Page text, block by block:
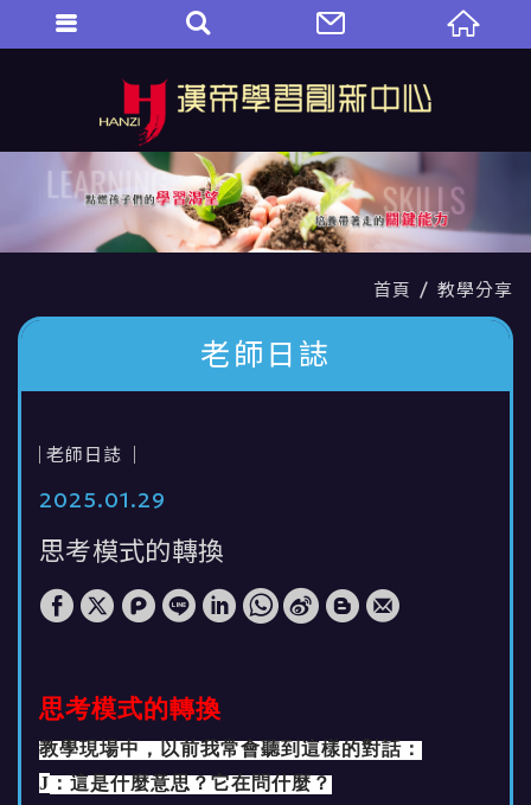
首頁 教學分享
老師日誌
老師日誌
29
01
2025
思考模式的轉換
思考模式的轉換
教學現場中，以前我常會聽到這樣的對話：
J ：這是什麼意思？它在問什麼？